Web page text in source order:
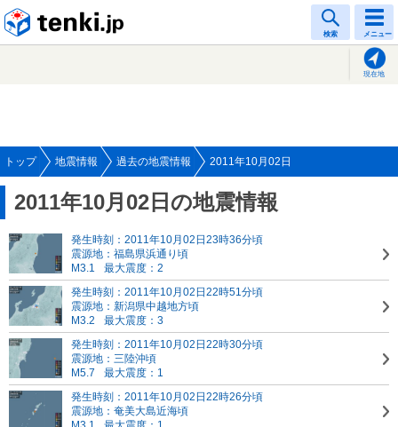
検索 メニュー
現在地
トップ 地震情報 過去の地震情報 2011年10月02日
2011年10月02日の地震情報
発生時刻：2011年10月02日23時36分頃
震源地：福島県浜通り頃
M3.1
最大震度：2
発生時刻：2011年10月02日22時51分頃
震源地：新潟県中越地方頃
M3.2
最大震度：3
発生時刻：2011年10月02日22時30分頃
震源地：三陸沖頃
M5.7
最大震度：1
発生時刻：2011年10月02日22時26分頃
震源地：奄美大島近海頃